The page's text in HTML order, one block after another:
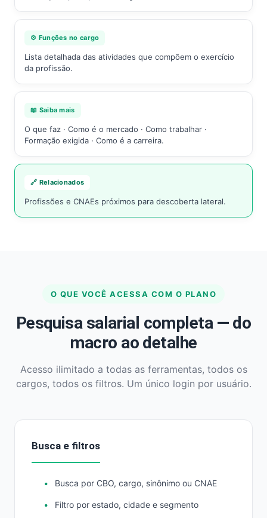
⚙️ Funções no cargo
Lista detalhada das atividades que compõem o exercício
da profissão.
📖 Saiba mais
O que faz · Como é o mercado · Como trabalhar ·
Formação exigida · Como é a carreira.
🔗 Relacionados
Profissões e CNAEs próximos para descoberta lateral.
O QUE VOCÊ ACESSA COM O PLANO
Pesquisa salarial completa — do
macro ao detalhe
Acesso ilimitado a todas as ferramentas, todos os
cargos, todos os filtros. Um único login por usuário.
Busca e filtros
Busca por CBO, cargo, sinônimo ou CNAE
Filtro por estado, cidade e segmento